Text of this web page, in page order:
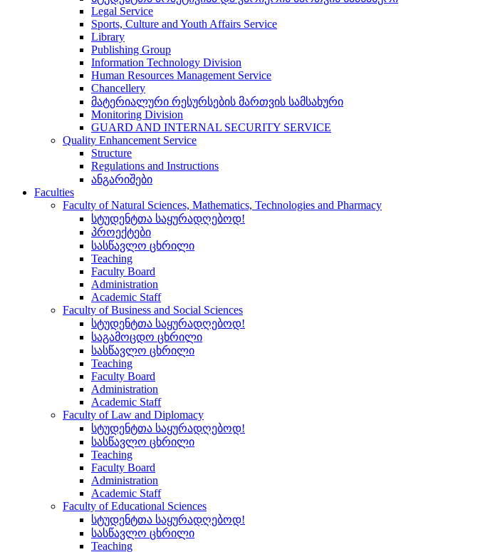
Legal Service
Sports, Culture and Youth Affairs Service
Library
Publishing Group
Information Technology Division
Human Resources Management Service
Chancellery
მატერიალური რესურსების მართვის სამსახური
Monitoring Division
GUARD AND INTERNAL SECURITY SERVICE
Quality Enhancement Service
Structure
Regulations and Instructions
ანგარიშები
Faculties
Faculty of Natural Sciences, Mathematics, Technologies and Pharmacy
სტუდენტთა საყურადღებოდ!
პროექტები
სასწავლო ცხრილი
Teaching
Faculty Board
Administration
Academic Staff
Faculty of Business and Social Sciences
სტუდენტთა საყურადღებოდ!
საგამოცდო ცხრილი
სასწავლო ცხრილი
Teaching
Faculty Board
Administration
Academic Staff
Faculty of Law and Diplomacy
სტუდენტთა საყურადღებოდ!
სასწავლო ცხრილი
Teaching
Faculty Board
Administration
Academic Staff
Faculty of Educational Sciences
სტუდენტთა საყურადღებოდ!
სასწავლო ცხრილი
Teaching